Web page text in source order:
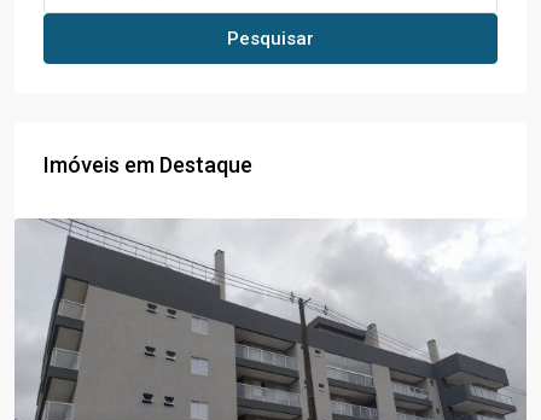
Pesquisar
Imóveis em Destaque